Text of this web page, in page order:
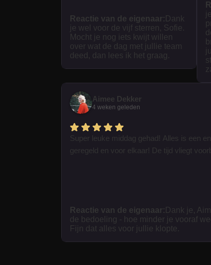
Reactie van de eigenaar: Dank
je wel voor de vijf sterren, Sofie.
Mocht je nog iets kwijt willen
over wat de dag met jullie team
deed, dan lees ik het graag.
Aimee Dekker
4 weken geleden
Super leuke middag gehad! Alles is een
geregeld en voor elkaar! De tijd vliegt
Reactie van de eigenaar: Dank je,
de bedoeling - hoe minder je vooraf
Fijn dat alles voor jullie klopte.